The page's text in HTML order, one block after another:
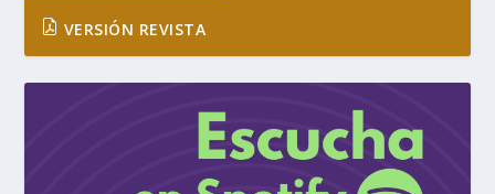
VERSIÓN REVISTA